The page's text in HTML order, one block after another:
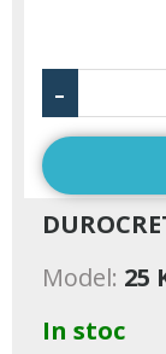
-
Model: 25
In stoc